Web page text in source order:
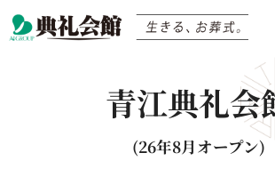
青江典礼会
(26年8月オープン)
0120-04-